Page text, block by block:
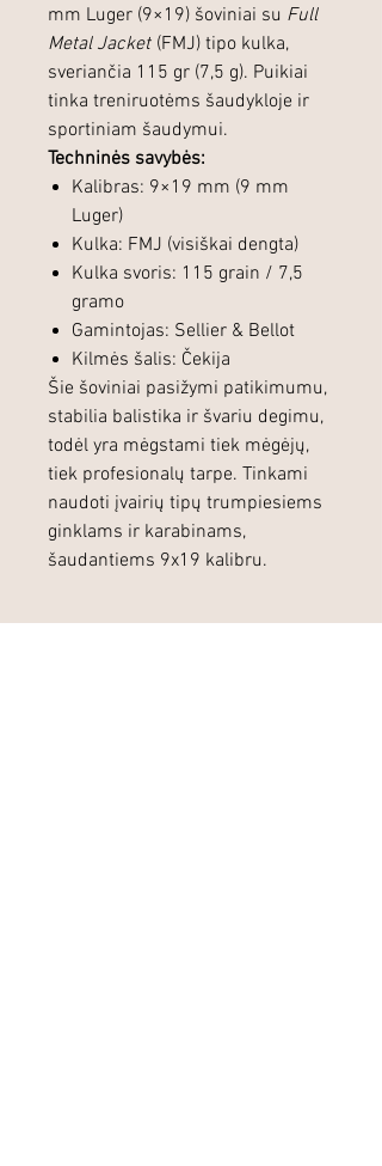
mm Luger (9×19) šoviniai su Full
Metal Jacket (FMJ) tipo kulka,
sveriančia 115 gr (7,5 g). Puikiai
tinka treniruotėms šaudykloje ir
sportiniam šaudymui.
Techninės savybės:
Kalibras: 9×19 mm (9 mm
Luger)
Kulka: FMJ (visiškai dengta)
Kulka svoris: 115 grain / 7,5
gramo
Gamintojas: Sellier & Bellot
Kilmės šalis: Čekija
Šie šoviniai pasižymi patikimumu,
stabilia balistika ir švariu degimu,
todėl yra mėgstami tiek mėgėjų,
tiek profesionalų tarpe. Tinkami
naudoti įvairių tipų trumpiesiems
ginklams ir karabinams,
šaudantiems 9x19 kalibru.